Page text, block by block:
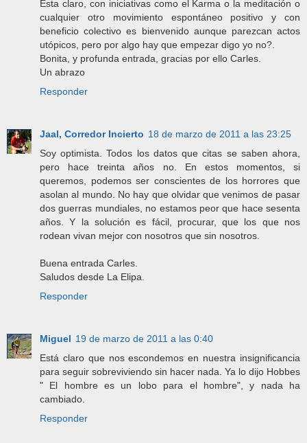
Esta claro, con iniciativas como el Karma o la meditación o
cualquier otro movimiento espontáneo positivo y con
beneficio colectivo es bienvenido aunque parezcan actos
utópicos, pero por algo hay que empezar digo yo no?.
Bonita, y profunda entrada, gracias por ello Carles.
Un abrazo
Responder
Jaal, Corredor Incierto 18 de marzo de 2011 a las 23:25
Soy optimista. Todos los datos que citas se saben ahora,
pero hace treinta años no. En estos momentos, si
queremos, podemos ser conscientes de los horrores que
asolan al mundo. No hay que olvidar que venimos de pasar
dos guerras mundiales, no estamos peor que hace sesenta
años. Y la solución es fácil, procurar, que los que nos
rodean vivan mejor con nosotros que sin nosotros.
Buena entrada Carles.
Saludos desde La Elipa.
Responder
Miguel 19 de marzo de 2011 a las 0:40
Está claro que nos escondemos en nuestra insignificancia
para seguir sobreviviendo sin hacer nada. Ya lo dijo Hobbes
" El hombre es un lobo para el hombre", y nada ha
cambiado.
Responder